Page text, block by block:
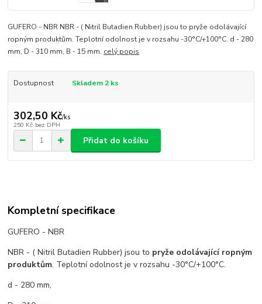
GUFERO - NBR NBR - ( Nitril Butadien Rubber) jsou to pryže odolávající
ropným produktům. Teplotní odolnost je v rozsahu -30°C/+100°C. d - 280
mm, D - 310 mm, B - 15 mm. celý popis
Dostupnost Skladem 2 ks
302,50 Kč/ks
250 Kč bez DPH
Přidat do košíku
Kompletní specifikace
GUFERO - NBR
NBR - ( Nitril Butadien Rubber) jsou to pryže odolávající ropným
produktům. Teplotní odolnost je v rozsahu -30°C/+100°C.
d - 280 mm,